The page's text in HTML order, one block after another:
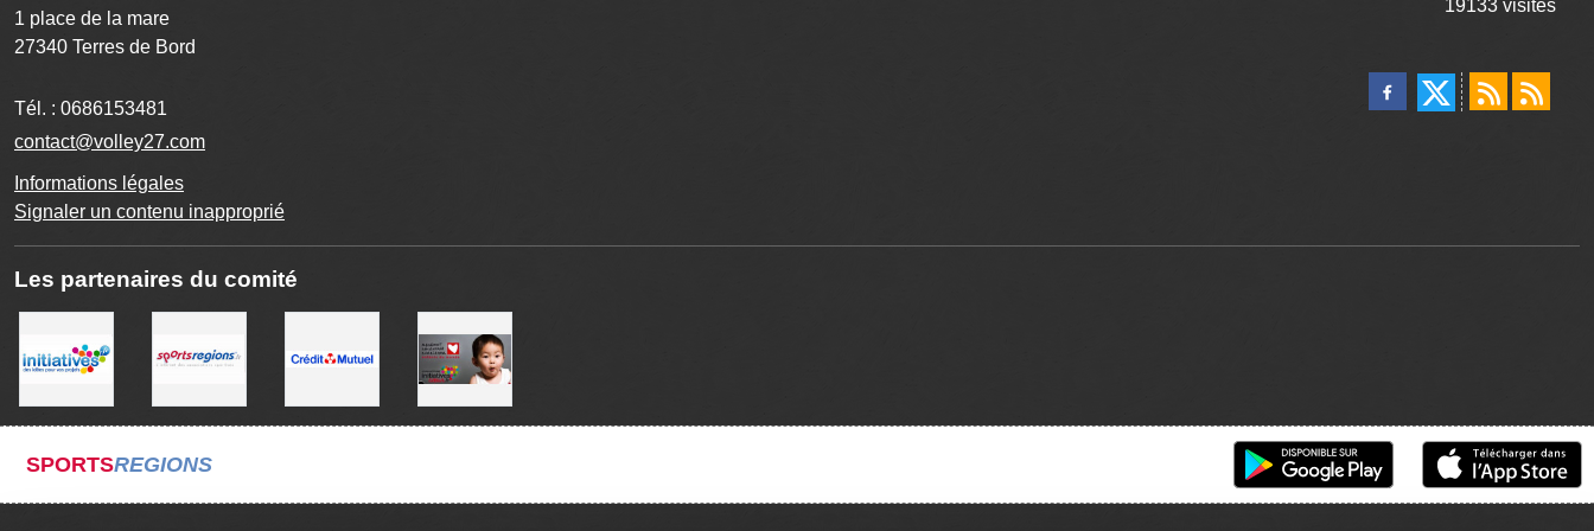
1 place de la mare
27340 Terres de Bord
Tél. : 0686153481
contact@volley27.com
Informations légales
Signaler un contenu inapproprié
19133 visites
Les partenaires du comité
SPORTSREGIONS